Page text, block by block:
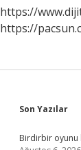
https://
https://
Son Yazılar
Birdirbir oyunu